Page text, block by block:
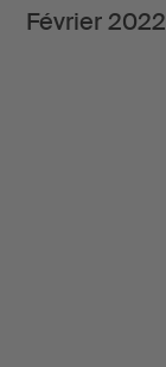
Février 2022